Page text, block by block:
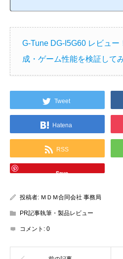
G-Tune DG-I5G60 レビュ
成・ゲーム性能を検証して
Tweet
Hatena
RSS
Save
投稿者: ＭＤＭ合同会社 事務局
PR記事執筆・製品レビュー
コメント: 0